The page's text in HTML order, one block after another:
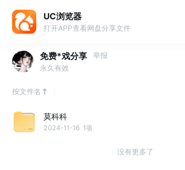
UC浏览器
打开APP查看网盘分享文件
免费*戏分享
举报
永久有效
按文件名
莫科科
2024-11-16 1项
没有更多了